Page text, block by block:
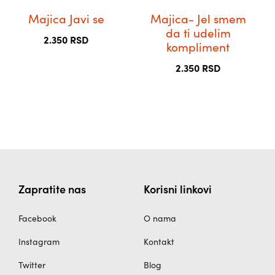
Majica Javi se
2.350 RSD
бити
изабране
Majica- Jel smem
da ti udelim
kompliment
2.350 RSD
бити
изабране
производа.
Zapratite nas
Facebook
Instagram
Twitter
Korisni linkovi
O nama
Kontakt
Blog